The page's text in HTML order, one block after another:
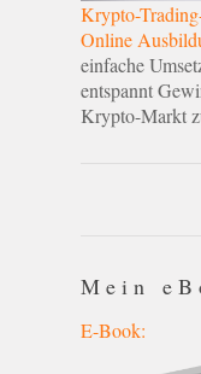
Krypto-
Online
einfache
entspannt
Krypto-Markt
Mein
E-Book: